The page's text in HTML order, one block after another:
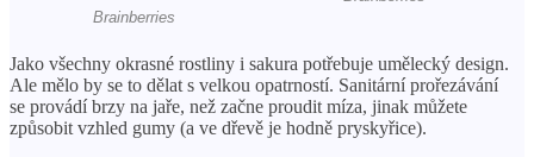
Jako všechny okrasné rostliny i sakura potřebuje umělecký design.
Ale mělo by se to dělat s velkou opatrností. Sanitární prořezávání
se provádí brzy na jaře, než začne proudit míza, jinak můžete
způsobit vzhled gumy (a ve dřevě je hodně pryskyřice).